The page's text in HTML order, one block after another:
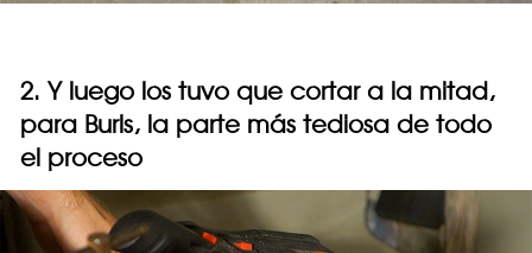
2. Y luego los tuvo que cortar a la mitad,
para Burls, la parte más tediosa de todo
el proceso